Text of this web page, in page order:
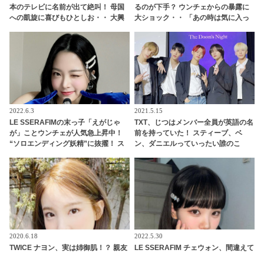
本のテレビに名前が出て絶叫！ 母国
への凱旋に喜びもひとしお・・ 大興
るのが下手？ ウンチェからの暴露に
大ショック・・ 「あの時は気に入っ
2022.6.3
LE SSERAFIMの末っ子「えがじゃ
が」ことウンチェが人気急上昇中！
“ソロエンディング妖精”に抜擢！ ス
粋な笑顔とかわいすぎる愛嬌にメン
バーも悶絶
2021.5.15
TXT、じつはメンバー全員が英語の名
前を持っていた！ スティーブ、ベ
ン、ダニエルっていったい誰のこ
ほえましい姿も公開
2020.6.18
TWICE ナヨン、実は姉御肌！？ 親友
2022.5.30
LE SSERAFIM チェウォン、間違えて